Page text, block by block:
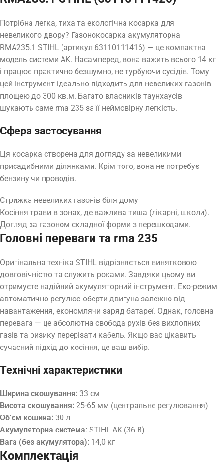
Потрібна легка, тиха та екологічна косарка для
невеликого двору? Газонокосарка акумуляторна
RMA235.1 STIHL (артикул 63110111416) — це компактна
модель системи AK. Насамперед, вона важить всього 14 кг
і працює практично безшумно, не турбуючи сусідів. Тому
цей інструмент ідеально підходить для невеликих газонів
площею до 300 кв.м. Багато власників таунхаусів
шукають саме rma 235 за її неймовірну легкість.
Сфера застосування
Ця косарка створена для догляду за невеликими
присадибними ділянками. Крім того, вона не потребує
бензину чи проводів.
Стрижка невеликих газонів біля дому.
Косіння трави в зонах, де важлива тиша (лікарні, школи).
Догляд за газоном складної форми з перешкодами.
Головні переваги та rma 235
Оригінальна техніка STIHL відрізняється винятковою
довговічністю та служить роками. Завдяки цьому ви
отримуєте надійний акумуляторний інструмент. Еко-режим
автоматично регулює оберти двигуна залежно від
навантаження, економлячи заряд батареї. Однак, головна
перевага — це абсолютна свобода рухів без вихлопних
газів та ризику перерізати кабель. Якщо вас цікавить
сучасний підхід до косіння, це ваш вибір.
Технічні характеристики
Ширина скошування: 33 см
Висота скошування: 25-65 мм (центральне регулювання)
Об’єм кошика: 30 л
Акумуляторна система: STIHL AK (36 В)
Вага (без акумулятора): 14,0 кг
Комплектація